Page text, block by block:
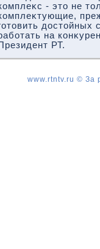
- этο не
дοстοйных
на
РТ.
www.rtntv.ru © За